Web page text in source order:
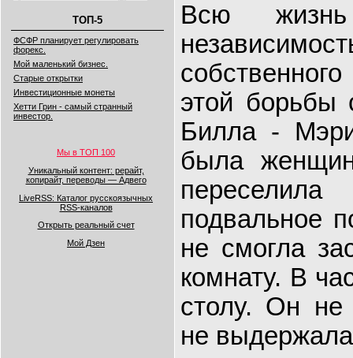
ТОП-5
ФСФР планирует регулировать
форекс.
Мой маленький бизнес.
Старые открытки
Инвестиционные монеты
Хетти Грин - самый странный
инвестор.
Мы в ТОП 100
Уникальный контент: рерайт,
копирайт, переводы — Адвего
LiveRSS: Каталог русскоязычных
RSS-каналов
Открыть реальный счет
Мой Дзен
Всю
этой борьбы
Билла -
была
подвальное
не смогла
комнату. В
столу. Он не
не